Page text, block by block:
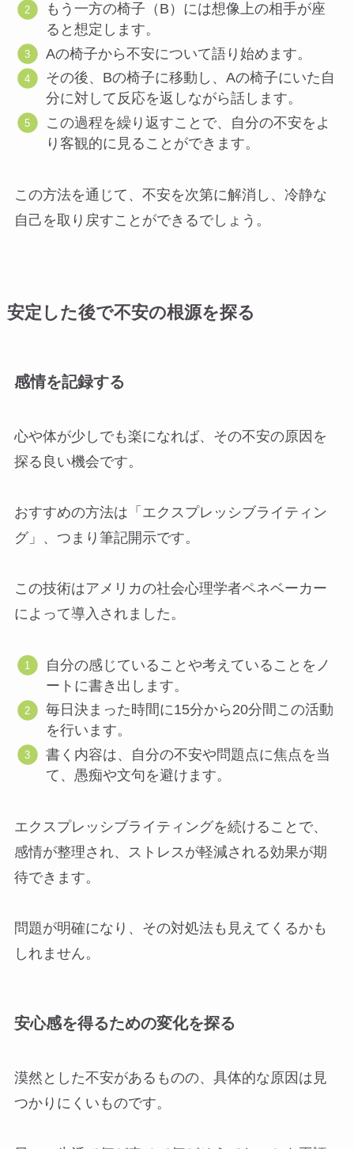
もう一方の椅子（B）には想像上の相手が座
ると想定します。
Aの椅子から不安について語り始めます。
その後、Bの椅子に移動し、Aの椅子にいた自
分に対して反応を返しながら話します。
この過程を繰り返すことで、自分の不安をよ
り客観的に見ることができます。
この方法を通じて、不安を次第に解消し、冷静な
自己を取り戻すことができるでしょう。
安定した後で不安の根源を探る
感情を記録する
心や体が少しでも楽になれば、その不安の原因を
探る良い機会です。
おすすめの方法は「エクスプレッシブライティン
グ」、つまり筆記開示です。
この技術はアメリカの社会心理学者ペネベーカー
によって導入されました。
自分の感じていることや考えていることをノ
ートに書き出します。
毎日決まった時間に15分から20分間この活動
を行います。
書く内容は、自分の不安や問題点に焦点を当
て、愚痴や文句を避けます。
エクスプレッシブライティングを続けることで、
感情が整理され、ストレスが軽減される効果が期
待できます。
問題が明確になり、その対処法も見えてくるかも
しれません。
安心感を得るための変化を探る
漠然とした不安があるものの、具体的な原因は見
つかりにくいものです。